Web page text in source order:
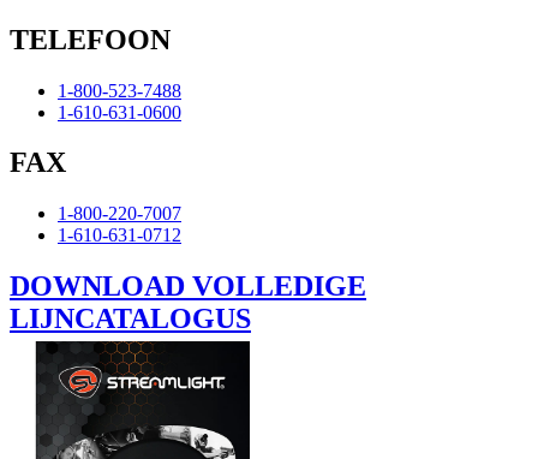
TELEFOON
1-800-523-7488
1-610-631-0600
FAX
1-800-220-7007
1-610-631-0712
DOWNLOAD VOLLEDIGE
LIJNCATALOGUS